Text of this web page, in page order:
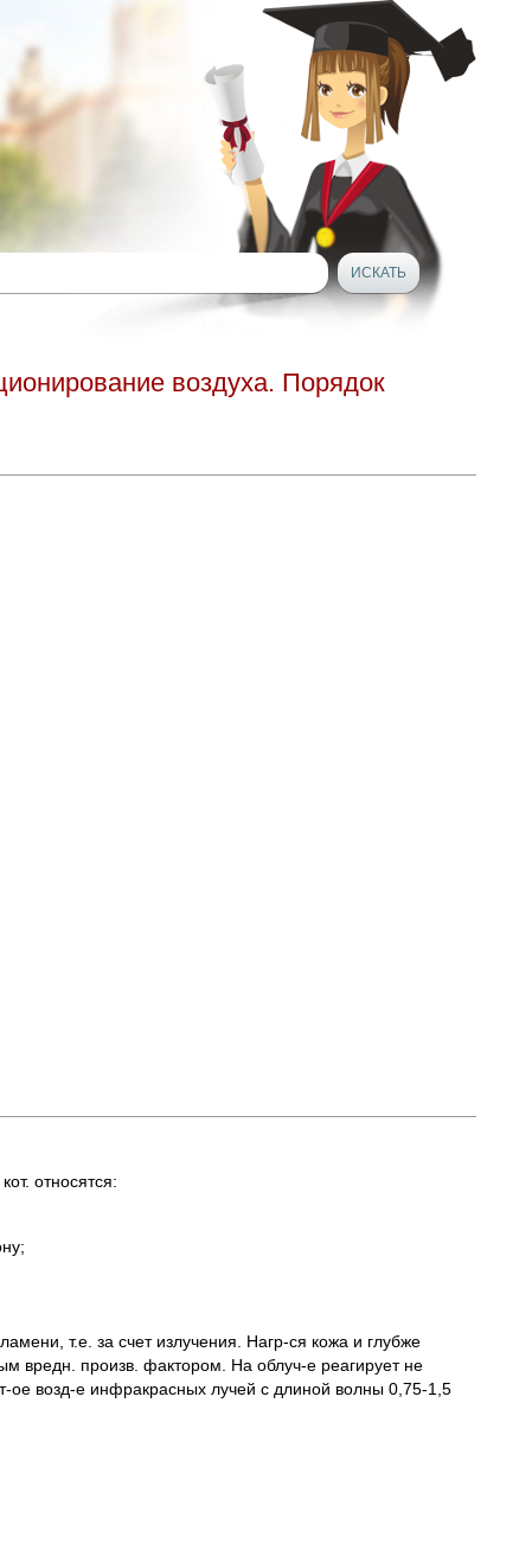
воздуха. Порядок
относятся:
т.е. за счет излучения. Нагр-ся кожа и глубже
вредн. произв. фактором. На облуч-е реагирует не
ое возд-е инфракрасных лучей с длиной волны 0,75-1,5